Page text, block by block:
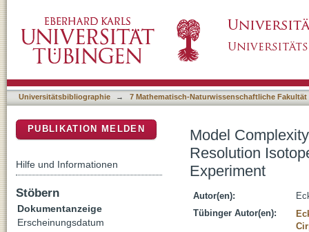
Data from a Toluene-Pulse Experiment
Universitätsbibliographie → 7 Mathematisch-Naturwissenschaftliche Fakultät
Model
Resolution
Experiment
Autor(en):
Tübinger Autor(en):
PUBLIKATION MELDEN
Hilfe und Informationen
Stöbern
Dokumentanzeige
Erscheinungsdatum